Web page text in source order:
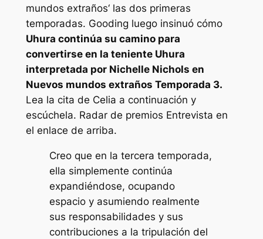
mundos extraños‘ las dos primeras
temporadas. Gooding luego insinuó cómo
Uhura continúa su camino para
convertirse en la teniente Uhura
interpretada por Nichelle Nichols en
Nuevos mundos extraños Temporada 3.
Lea la cita de Celia a continuación y
escúchela. Radar de premios Entrevista en
el enlace de arriba.
Creo que en la tercera temporada,
ella simplemente continúa
expandiéndose, ocupando
espacio y asumiendo realmente
sus responsabilidades y sus
contribuciones a la tripulación del